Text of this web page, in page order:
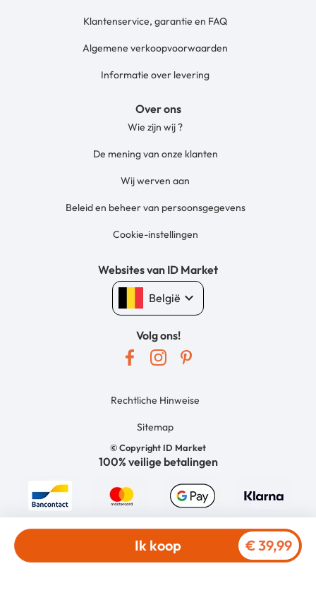
Ik koop € 39,99
Klantenservice, garantie en FAQ
Algemene verkoopvoorwaarden
Informatie over levering
Over ons
Wie zijn wij ?
De mening van onze klanten
Wij werven aan
Beleid en beheer van persoonsgegevens
Cookie-instellingen
Websites van ID Market
België keyboard_arrow_down
Volg ons!
© Copyright ID Market
Rechtliche Hinweise
Sitemap
100% veilige betalingen